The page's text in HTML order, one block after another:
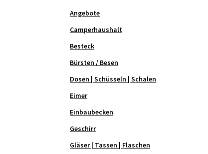
Angebote
Camperhaushalt
Besteck
Bürsten / Besen
Dosen | Schüsseln | Schalen
Eimer
Einbaubecken
Geschirr
Gläser | Tassen | Flaschen